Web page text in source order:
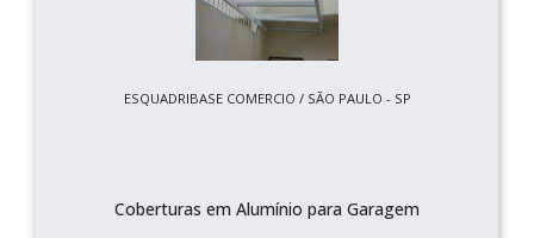
ESQUADRIBASE COMERCIO / SÃO PAULO - SP
Coberturas em Alumínio para Garagem